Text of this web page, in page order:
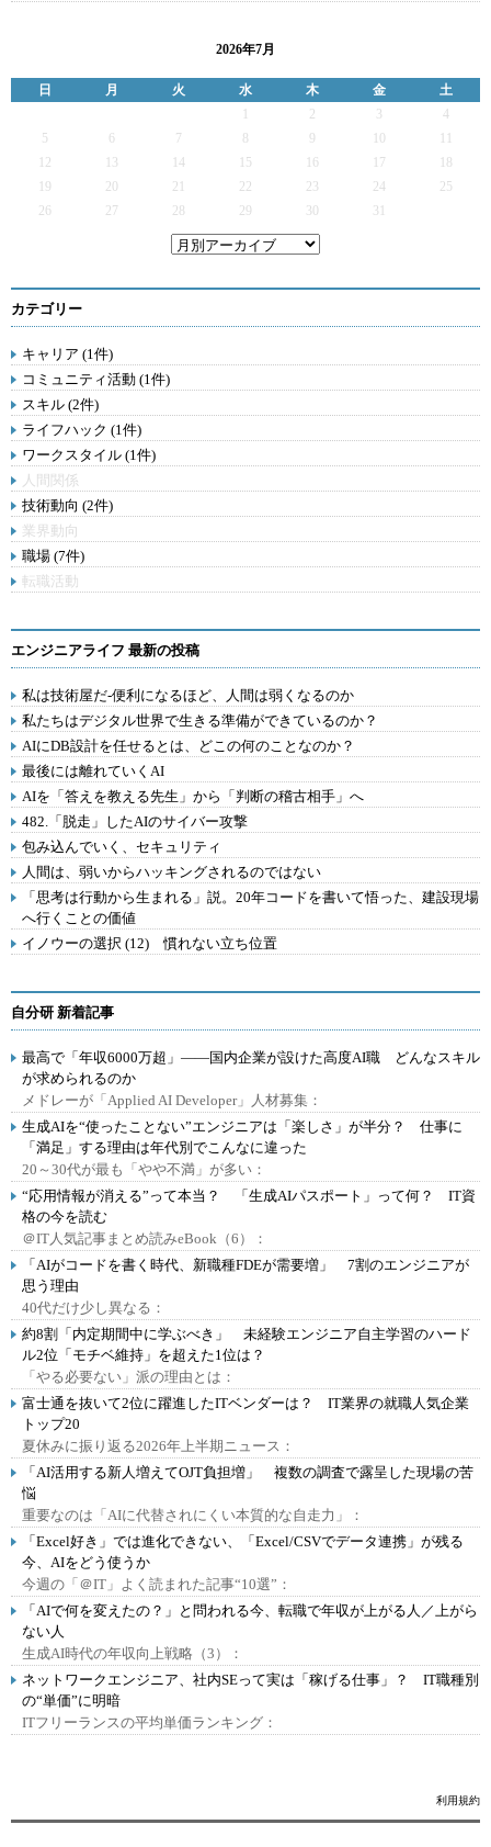
2026年7月
日 月 火 水 木 金
土
2 3
4
5
6 7 9
12
13 14 15 16 17
19
20 21 22 23 24
25
26
27 28 29 30 31
カテゴリー
キャリア (1件)
コミュニティ活動 (1件)
スキル (2件)
ライフハック (1件)
ワークスタイル (1件)
人間関係
技術動向 (2件)
業界動向
職場 (7件)
転職活動
エンジニアライフ 最新の投稿
私は技術屋だ-便利になるほど、人間は弱くなるのか
私たちはデジタル世界で生きる準備ができているのか？
AIにDB設計を任せるとは、どこの何のことなのか？
最後には離れていくAI
AIを「答えを教える先生」から「判断の稽古相手」へ
482.「脱走」したAIのサイバー攻撃
包み込んでいく、セキュリティ
人間は、弱いからハッキングされるのではない
「思考は行動から生まれる」説。20年コードを書いて悟った、建設現場
へ行くことの価値
イノウーの選択 (12) 慣れない立ち位置
自分研 新着記事
最高で「年収6000万超」――国内企業が設けた高度AI職 どんなスキル
が求められるのか
メドレーが「Applied AI Developer」人材募集：
生成AIを“使ったことない”エンジニアは「楽しさ」が半分？ 仕事に
「満足」する理由は年代別でこんなに違った
20～30代が最も「やや不満」が多い：
“応用情報が消える”って本当？ 「生成AIパスポート」って何？ IT資
格の今を読む
＠IT人気記事まとめ読みeBook（6）：
「AIがコードを書く時代、新職種FDEが需要増」 7割のエンジニアが
思う理由
40代だけ少し異なる：
約8割「内定期間中に学ぶべき」 未経験エンジニア自主学習のハード
ル2位「モチベ維持」を超えた1位は？
「やる必要ない」派の理由とは：
富士通を抜いて2位に躍進したITベンダーは？ IT業界の就職人気企業
トップ20
夏休みに振り返る2026年上半期ニュース：
「AI活用する新人増えてOJT負担増」 複数の調査で露呈した現場の苦
悩
重要なのは「AIに代替されにくい本質的な自走力」：
「Excel好き」では進化できない、「Excel/CSVでデータ連携」が残る
今、AIをどう使うか
今週の「＠IT」よく読まれた記事“10選”：
「AIで何を変えたの？」と問われる今、転職で年収が上がる人／上がら
ない人
生成AI時代の年収向上戦略（3）：
ネットワークエンジニア、社内SEって実は「稼げる仕事」？ IT職種別
の“単価”に明暗
ITフリーランスの平均単価ランキング：
利用規約